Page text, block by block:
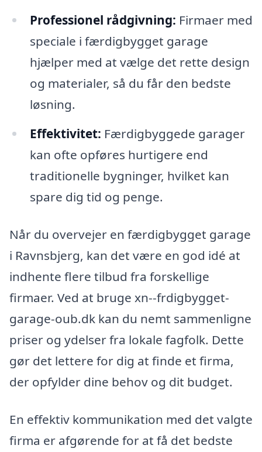
Professionel rådgivning: Firmaer med
speciale i færdigbygget garage
hjælper med at vælge det rette design
og materialer, så du får den bedste
løsning.
Effektivitet: Færdigbyggede garager
kan ofte opføres hurtigere end
traditionelle bygninger, hvilket kan
spare dig tid og penge.
Når du overvejer en færdigbygget garage
i Ravnsbjerg, kan det være en god idé at
indhente flere tilbud fra forskellige
firmaer. Ved at bruge xn--frdigbygget-
garage-oub.dk kan du nemt sammenligne
priser og ydelser fra lokale fagfolk. Dette
gør det lettere for dig at finde et firma,
der opfylder dine behov og dit budget.
En effektiv kommunikation med det valgte
firma er afgørende for at få det bedste